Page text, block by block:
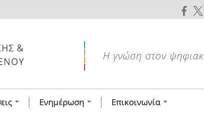
Ενημέρωση Επικοινωνία